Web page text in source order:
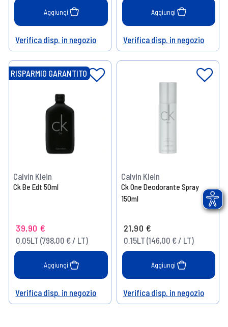
Aggiungi
Help
Verifica disp. in negozio
Aggiungi
Help
Verifica disp. in negozio
RISPARMIO GARANTITO
Calvin Klein
Ck Be Edt 50ml
39,90 €
0.05LT (798,00 € / LT)
Aggiungi
Help
Verifica disp. in negozio
Calvin Klein
Ck One Deodorante Spray
150ml
21,90 €
0.15LT (146,00 € / LT)
Aggiungi
Help
Verifica disp. in negozio